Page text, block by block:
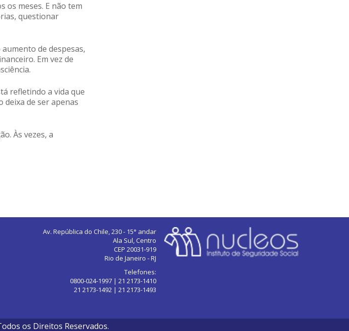
os meses. E não tem
questionar
de despesas,
Em vez de
refletindo a vida que
deixa de ser apenas
Às vezes, a
Av. República do Chile, 230 - 15° andar
Ala Sul, Centro
CEP 20031-919
Rio de Janeiro - RJ
Telefones:
0800-024-1997 | 21 2173-1410
21 2173-1492 | 21 2173-1493
os Direitos Reservados.